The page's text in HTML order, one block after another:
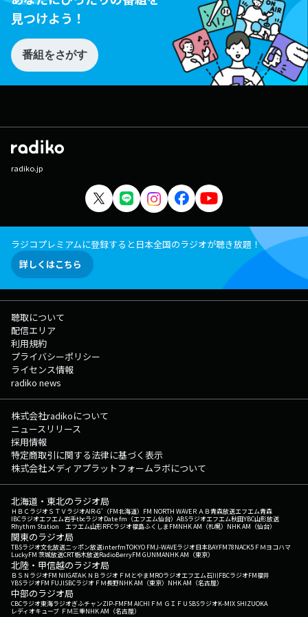
見つけよう！
番組をさがす
radiko.jp
ラジコプレミアムに登録すると日本全国のラジオが聴き放題！
詳しくはこちら
聴取について
配信エリア
利用規約
プライバシーポリシー
ライセンス情報
radiko news
株式会社radikoについて
ニュースリリース
採用情報
特定商取引に関する法律に基づく表示
株式会社メディアプラットフォームラボについて
北海道・東北のラジオ局
ＨＢＣラジオＳＴＶラジオAIR-G'（FM北海道） FM NORTH WAVEＲＡＢ青森放送エフエム青森
IBCラジオエフエム岩手tbcラジオDate fm（エフエム仙台） ABSラジオエフエム秋田YBC山形放送
Rhythm Station エフエム山形RFCラジオ福島ふくしまFMNHK AM（札幌） NHK AM（仙台）
関東のラジオ局
TBSラジオ文化放送ニッポン放送interfmTOKYO FMJ-WAVEラジオ日本BAYFM78NACK5 ＦＭヨコハマ
LuckyFM 茨城放送CRT栃木放送RadioBerryFM GUNMANHK AM（東京）
北陸・甲信越のラジオ局
ＢＳＮラジオFM NIIGATAＫＮＢラジオ ＦＭとやまMROラジオエフエム石川FBCラジオFM福井
YBSラジオFM FUJISBCラジオ ＦＭ長野NHK AM（東京） NHK AM（名古屋）
中部のラジオ局
CBCラジオ東海ラジオぎふチャンZIP-FMFM AICHI ＦＭ ＧＩＦＵ SBSラジオK-MIX SHIZUOKA
レディオキューブ ＦＭ三重NHK AM（名古屋）